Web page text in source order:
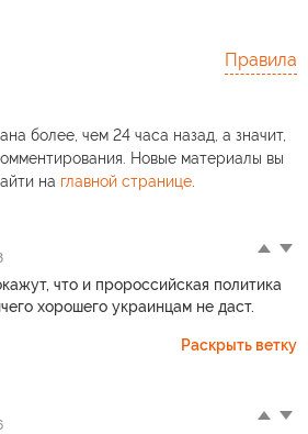
Правила
более, чем 24 часа назад, а значит,
Новые материалы вы
на главной странице.
что и пророссийская политика
хорошего украинцам не даст.
Раскрыть ветку